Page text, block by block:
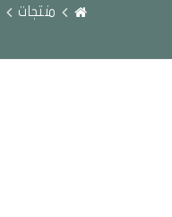
منتجات